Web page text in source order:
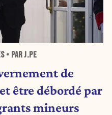
• PAR J.PE
de
être débordé par
mineurs